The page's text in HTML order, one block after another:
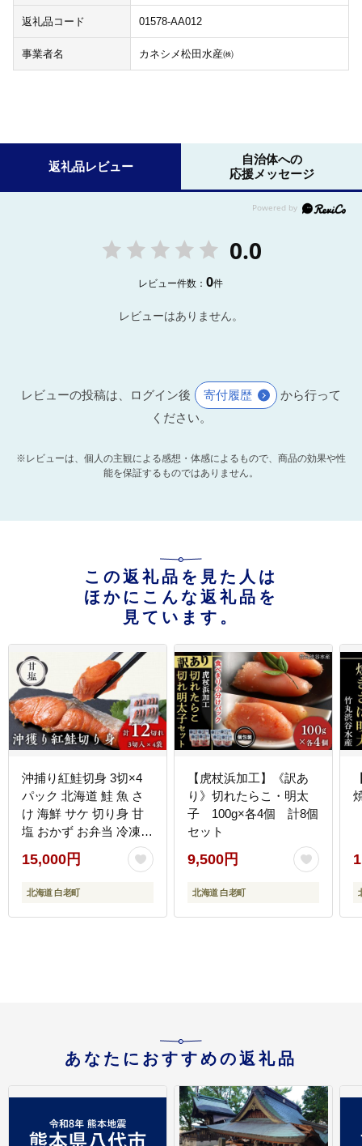
返礼品コード 01578-AA012
事業者名 カネシメ松田水産㈱
返礼品レビュー
自治体への
応援メッセージ
0.0
レビュー件数：0件
レビューはありません。
レビューの投稿は、ログイン後 寄付履歴
から行って
ください。
※レビューは、個人の主観による感想・体感によるもので、商品の効果や性
能を保証するものではありません。
この返礼品を見た人は
ほかにこんな返礼品を
見ています。
沖捕り紅鮭切身 3切×4
パック 北海道 鮭 魚 さ
け 海鮮 サケ 切り身 甘
塩 おかず お弁当 冷凍
ギフト AQ048
15,000円
北海道 白老町
【虎杖浜加工】《訳あ
り》切れたらこ・明太
子 100g×各4個 計8個
セット
9,500円
北海道 白老町
あなたにおすすめの返礼品